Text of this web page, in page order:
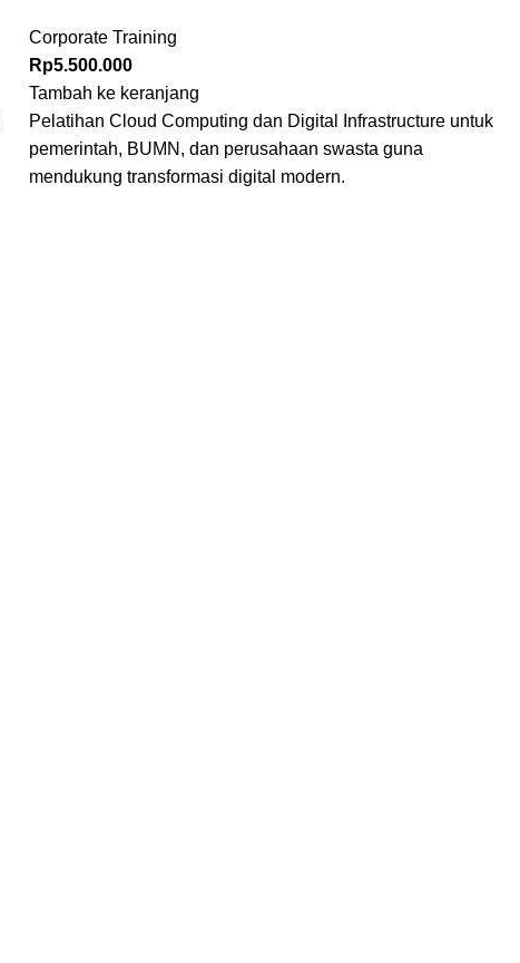
Corporate Training
Rp5.500.000
Tambah ke keranjang
Pelatihan Cloud Computing dan Digital Infrastructure untuk
pemerintah, BUMN, dan perusahaan swasta guna
mendukung transformasi digital modern.